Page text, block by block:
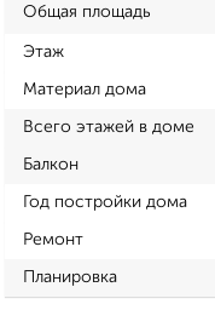
Общая площадь
Этаж
Материал дома
Всего этажей в доме
Балкон
Год постройки дома
Ремонт
Планировка